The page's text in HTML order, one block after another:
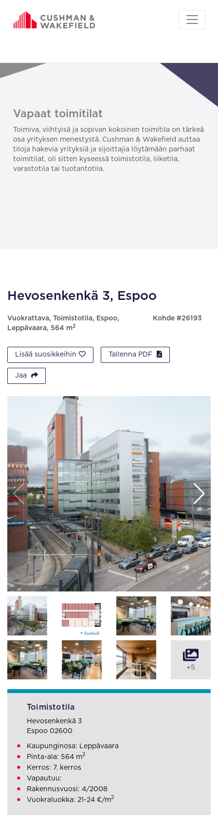
Vapaat toimitilat
Toimiva, viihtyisä ja sopivan kokoinen toimitila on tärkeä
osa yrityksen menestystä. Cushman & Wakefield auttaa
tiloja hakevia yrityksiä ja sijoittajia löytämään parhaat
toimitilat, oli sitten kyseessä toimistotila, liiketila,
varastotila tai tuotantotila.
Hevosenkenkä 3, Espoo
Vuokrattava, Toimistotila, Espoo,
Leppävaara, 564 m2
Kohde #26193
Lisää suosikkeihin Tallenna PDF
Jaa
+5
Toimistotila
Hevosenkenkä 3
Espoo 02600
Kaupunginosa: Leppävaara
Pinta-ala: 564 m2
Kerros: 7. kerros
Vapautuu:
Rakennusvuosi: 4/2008
Vuokraluokka: 21-24 €/m2